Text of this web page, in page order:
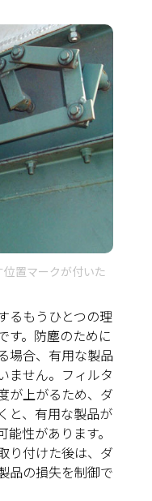
置マークが付いた
るもうひとつの理
す。防塵のために
場合、有用な製品
ません。フィルタ
が上がるため、ダ
と、有用な製品が
性があります。
り付けた後は、ダ
品の損失を制御で